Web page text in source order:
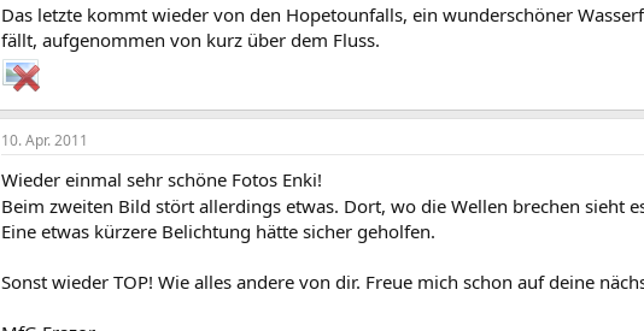
Das letzte kommt wieder von den Hopetounfalls, ein wunderschöner
fällt, aufgenommen von kurz über dem Fluss.
10. Apr. 2011
Wieder einmal sehr schöne Fotos Enki!
Beim zweiten Bild stört allerdings etwas. Dort, wo die Wellen brechen sieht
Eine etwas kürzere Belichtung hätte sicher geholfen.
Sonst wieder TOP! Wie alles andere von dir. Freue mich schon auf deine